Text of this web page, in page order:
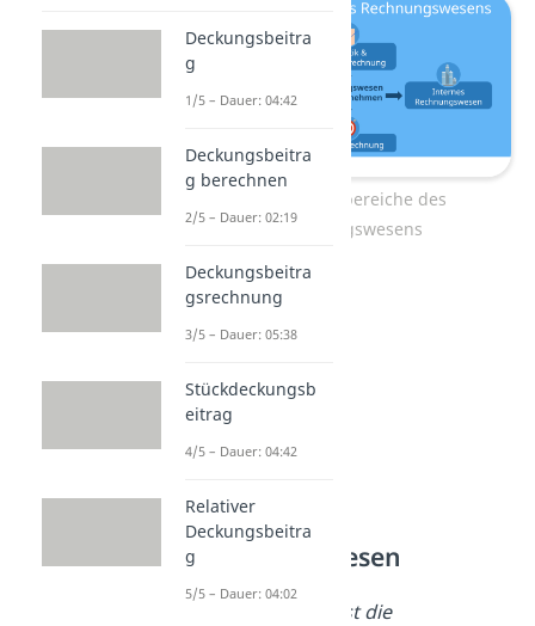
Die vier Teilbereiche des
Rechnungswesens
Externes
Rechnungswesen
Wie ist die
Deckungsbeitra
g
1/5 – Dauer: 04:42
Deckungsbeitra
g berechnen
2/5 – Dauer: 02:19
Deckungsbeitra
gsrechnung
3/5 – Dauer: 05:38
Stückdeckungsb
eitrag
4/5 – Dauer: 04:42
Relativer
Deckungsbeitra
g
5/5 – Dauer: 04:02